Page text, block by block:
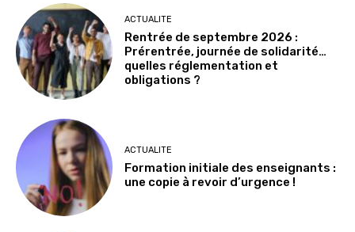
ACTUALITE
Rentrée de septembre 2026 :
Prérentrée, journée de solidarité…
quelles réglementation et
obligations ?
ACTUALITE
Formation initiale des enseignants :
une copie à revoir d’urgence !